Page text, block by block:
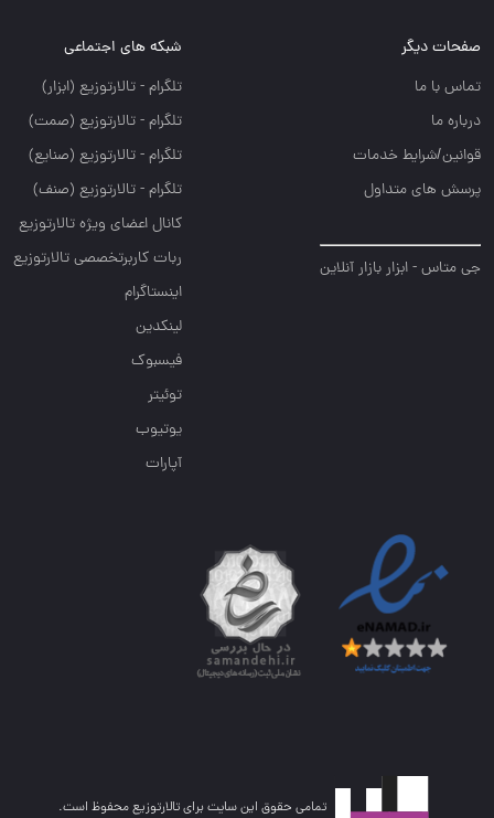
صفحات دیگر
تماس با ما
درباره ما
قوانین/شرایط خدمات
پرسش های متداول
جی متاس - ابزار بازار آنلاین
شبکه های اجتماعی
تلگرام - تالارتوزيع (ابزار)
تلگرام - تالارتوزيع (صمت)
تلگرام - تالارتوزيع (صنايع)
تلگرام - تالارتوزیع (صنف)
کانال اعضای ویژه تالارتوزیع
ربات کاربرتخصصی تالارتوزیع
اینستاگرام
لینکدین
فیسبوک
توئیتر
یوتیوب
آپارات
تمامی حقوق این سایت برای تالارتوزیع محفوظ است.